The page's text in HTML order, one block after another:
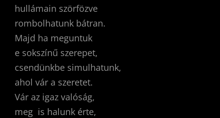
hullámain szörfözve
rombolhatunk bátran.
Majd ha meguntuk
e sokszínű szerepet,
csendünkbe simulhatunk,
ahol vár a szeretet.
Vár az igaz valóság,
meg is halunk érte,